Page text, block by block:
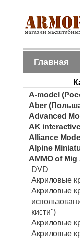
Главная
A-model
Aber
Advanced
AK
Alliance
Alpine
AMMO of
DVD
Акриловые
Акриловые
кисти")
Акриловые
Акриловые